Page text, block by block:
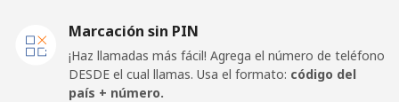
⁦22.5¢⁩ 22 min por ⁦$5⁩ ⁦13¢⁩
Marcación sin PIN
¡Haz llamadas más fácil! Agrega el número de teléfono
DESDE el cual llamas. Usa el formato: código del
país + número.